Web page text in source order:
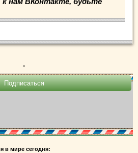
.
в мире сегодня: